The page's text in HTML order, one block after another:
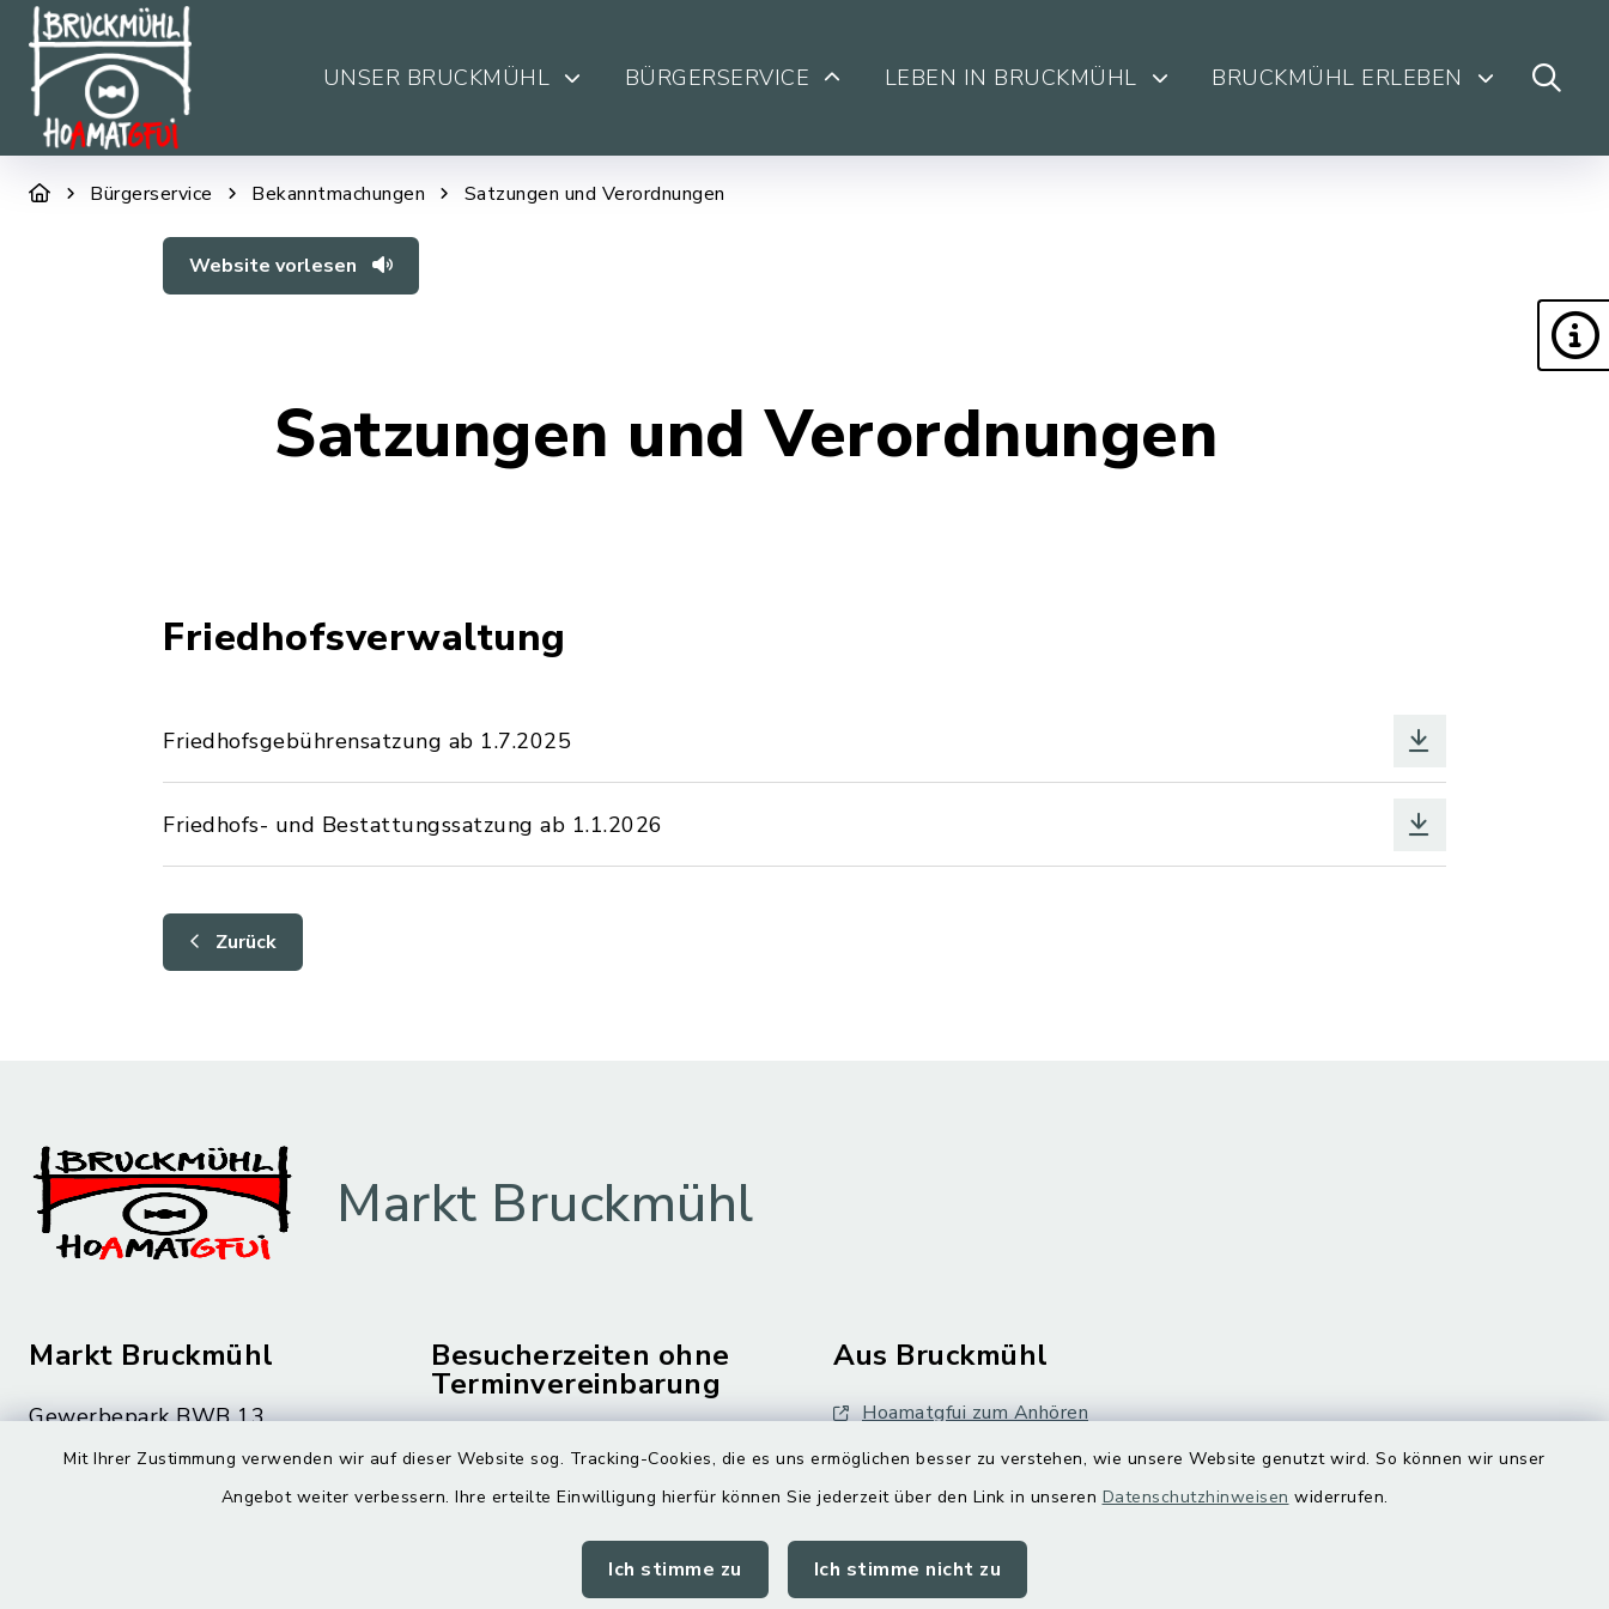
Mit Ihrer Zustimmung verwenden wir auf dieser Website sog. Tracking-Cookies, die es uns ermöglichen besser zu verstehen, wie unsere Website genutzt wird. So können wir unser
Angebot weiter verbessern. Ihre erteilte Einwilligung hierfür können Sie jederzeit über den Link in unseren Datenschutzhinweisen widerrufen.
Ich stimme zu Ich stimme nicht zu
UNSER BRUCKMÜHL BÜRGERSERVICE LEBEN IN BRUCKMÜHL BRUCKMÜHL ERLEBEN
Bürgerservice Bekanntmachungen Satzungen und Verordnungen
Website vorlesen
Satzungen und Verordnungen
Friedhofsverwaltung
Friedhofsgebührensatzung ab 1.7.2025
Friedhofs- und Bestattungssatzung ab 1.1.2026
Zurück
Markt Bruckmühl
Markt Bruckmühl
Gewerbepark BWB 13
83052 Bruckmühl
Besucherzeiten ohne
Terminvereinbarung
Montag zusätzlich:
Aus Bruckmühl
Hoamatgfui zum Anhören
Digitaler Ortsplan